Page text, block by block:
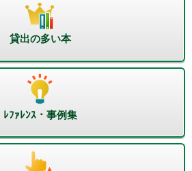
貸出の多い本
ﾚﾌｧﾚﾝｽ・事例集